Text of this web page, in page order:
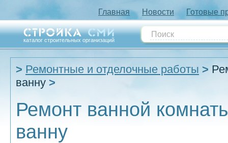
Главная Новости Готовые
каталог строительных организаций
Ремонтные и отделочные работы
ванну
Ремонт ванной
ванну